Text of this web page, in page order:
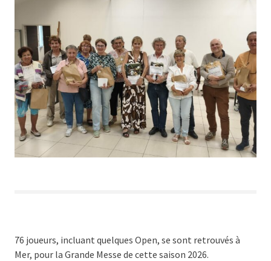
76 joueurs, incluant quelques Open, se sont retrouvés à
Mer, pour la Grande Messe de cette saison 2026.